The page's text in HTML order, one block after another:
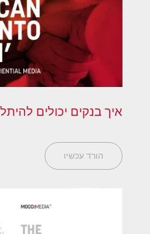
איך בנקים יכולים
הורד עכשיו